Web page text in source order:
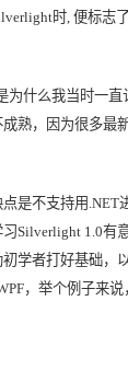
时 便标志了
为什么我当时一直
熟，因为很多最
是不支持用 .NET
Silverlight 1.0有
学者打好基础，
，举个例子来